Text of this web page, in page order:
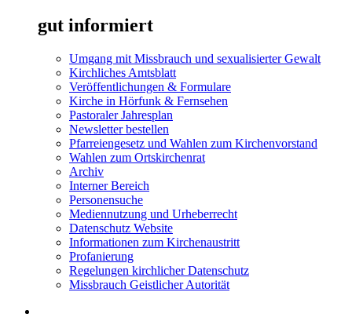
gut informiert
Umgang mit Missbrauch und sexualisierter Gewalt
Kirchliches Amtsblatt
Veröffentlichungen & Formulare
Kirche in Hörfunk & Fernsehen
Pastoraler Jahresplan
Newsletter bestellen
Pfarreiengesetz und Wahlen zum Kirchenvorstand
Wahlen zum Ortskirchenrat
Archiv
Interner Bereich
Personensuche
Mediennutzung und Urheberrecht
Datenschutz Website
Informationen zum Kirchenaustritt
Profanierung
Regelungen kirchlicher Datenschutz
Missbrauch Geistlicher Autorität